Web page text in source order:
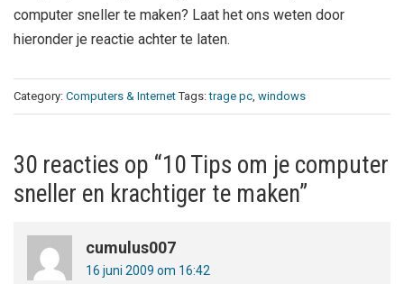
computer sneller te maken? Laat het ons weten door
hieronder je reactie achter te laten.
Category: Computers & Internet Tags:trage pc, windows
30 reacties op “10 Tips om je computer
sneller en krachtiger te maken”
cumulus007
16 juni 2009 om 16:42